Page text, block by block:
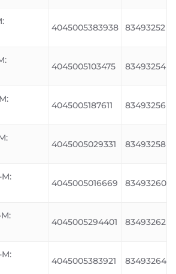
4045005383938 83493252
4045005103475 83493254
4045005187611 83493256
4045005029331 83493258
4045005016669 83493260
4045005294401 83493262
4045005383921 83493264